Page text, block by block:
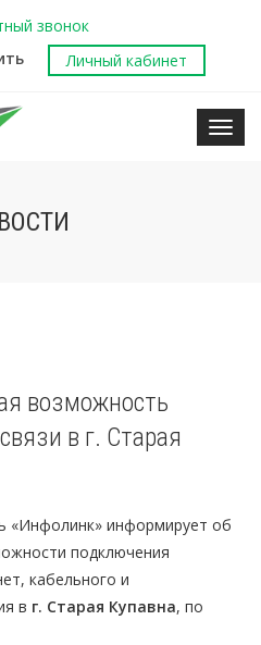
звонок
Личный кабинет
возможность
в г. Старая
«Инфолинк» информирует об
подключения
кабельного и
в г. Старая Купавна, по